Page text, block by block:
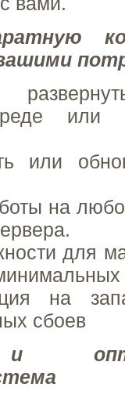
или
или
на
для
на
сбоев